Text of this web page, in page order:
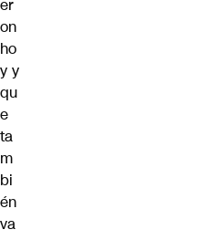
er
on
ho
y y
qu
e
ta
m
bi
én
va